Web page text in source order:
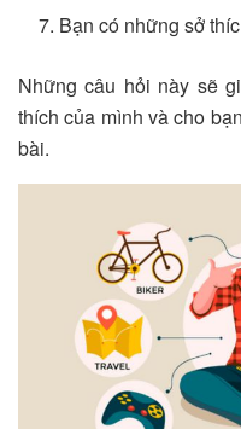
Bạn có những sở
Những câu hỏi này sẽ
thích của mình và cho
bài.